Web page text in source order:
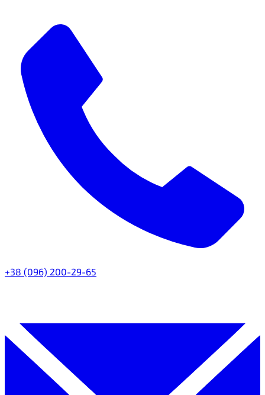
+38 (096) 200-29-65